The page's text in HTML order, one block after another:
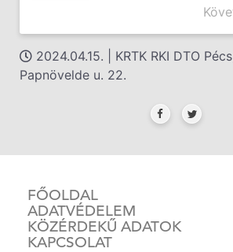
2024.04.15. | KRTK RKI DTO
Papnövelde u. 22.
FŐOLDAL
ADATVÉDELEM
KÖZÉRDEKŰ ADATOK
KAPCSOLAT